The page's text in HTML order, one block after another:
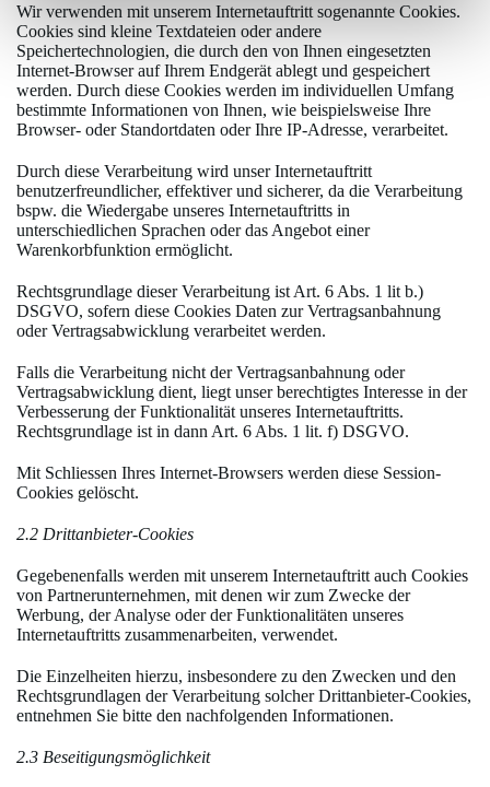
Wir verwenden mit unserem Internetauftritt sogenannte Cookies.
Cookies sind kleine Textdateien oder andere
Speichertechnologien, die durch den von Ihnen eingesetzten
Internet-Browser auf Ihrem Endgerät ablegt und gespeichert
werden. Durch diese Cookies werden im individuellen Umfang
bestimmte Informationen von Ihnen, wie beispielsweise Ihre
Browser- oder Standortdaten oder Ihre IP-Adresse, verarbeitet.
Durch diese Verarbeitung wird unser Internetauftritt
benutzerfreundlicher, effektiver und sicherer, da die Verarbeitung
bspw. die Wiedergabe unseres Internetauftritts in
unterschiedlichen Sprachen oder das Angebot einer
Warenkorbfunktion ermöglicht.
Rechtsgrundlage dieser Verarbeitung ist Art. 6 Abs. 1 lit b.)
DSGVO, sofern diese Cookies Daten zur Vertragsanbahnung
oder Vertragsabwicklung verarbeitet werden.
Falls die Verarbeitung nicht der Vertragsanbahnung oder
Vertragsabwicklung dient, liegt unser berechtigtes Interesse in der
Verbesserung der Funktionalität unseres Internetauftritts.
Rechtsgrundlage ist in dann Art. 6 Abs. 1 lit. f) DSGVO.
Mit Schliessen Ihres Internet-Browsers werden diese Session-
Cookies gelöscht.
2.2 Drittanbieter-Cookies
Gegebenenfalls werden mit unserem Internetauftritt auch Cookies
von Partnerunternehmen, mit denen wir zum Zwecke der
Werbung, der Analyse oder der Funktionalitäten unseres
Internetauftritts zusammenarbeiten, verwendet.
Die Einzelheiten hierzu, insbesondere zu den Zwecken und den
Rechtsgrundlagen der Verarbeitung solcher Drittanbieter-Cookies,
entnehmen Sie bitte den nachfolgenden Informationen.
2.3 Beseitigungsmöglichkeit